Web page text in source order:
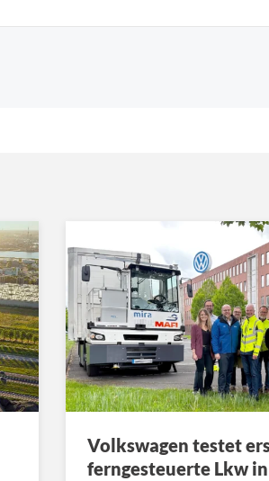
Volkswagen testet
ferngesteuerte Lkw in